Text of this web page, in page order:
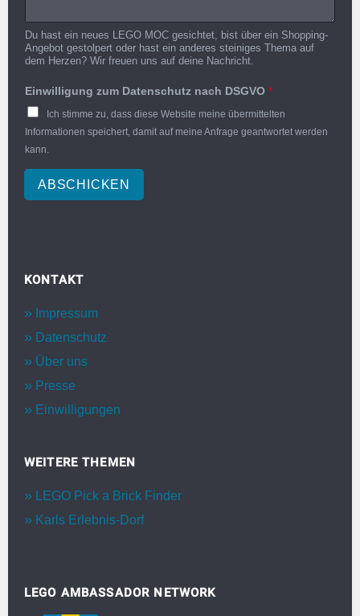
Du hast ein neues LEGO MOC gesichtet, bist über ein Shopping-
Angebot gestolpert oder hast ein anderes steiniges Thema auf
dem Herzen? Wir freuen uns auf deine Nachricht.
Einwilligung zum Datenschutz nach DSGVO *
Ich stimme zu, dass diese Website meine übermittelten
Informationen speichert, damit auf meine Anfrage geantwortet werden
kann.
ABSCHICKEN
KONTAKT
Impressum
Datenschutz
Über uns
Presse
Einwilligungen
WEITERE THEMEN
LEGO Pick a Brick Finder
Karls Erlebnis-Dorf
LEGO AMBASSADOR NETWORK